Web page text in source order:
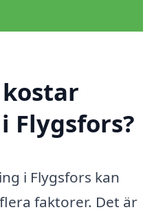
Flygsfors?
i Flygsfors kan
faktorer. Det är